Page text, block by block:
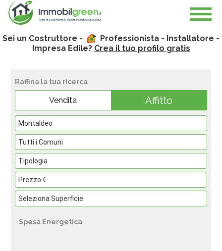
Sei un Costruttore -
Professionista - Installatore -
Impresa Edile? Crea il tuo profilo gratis
Raffina la tua ricerca
Vendita Affitto
Spesa Energetica